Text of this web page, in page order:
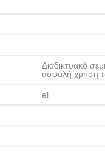
Διαδικτυακό
ασφαλή χρήση
el